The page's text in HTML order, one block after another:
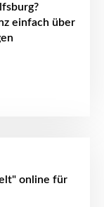
einfach über
online für